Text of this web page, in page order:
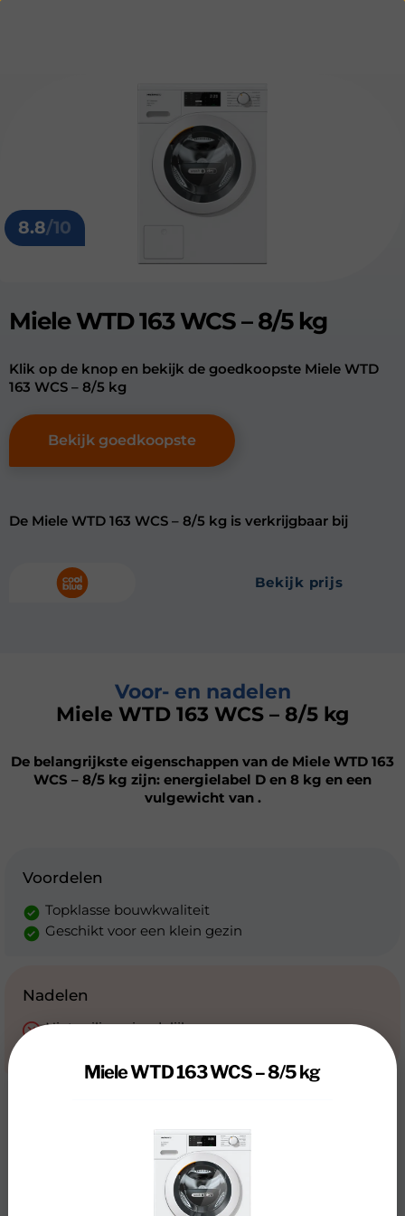
8.8/10
Miele WTD 163 WCS – 8/5 kg
Klik op de knop en bekijk de goedkoopste Miele WTD
163 WCS – 8/5 kg
Bekijk goedkoopste
De Miele WTD 163 WCS – 8/5 kg is verkrijgbaar bij
bekijk prijs
Voor- en nadelen
Miele WTD 163 WCS – 8/5 kg
De belangrijkste eigenschappen van de Miele WTD 163
WCS – 8/5 kg zijn: energielabel D en 8 kg en een
vulgewicht van .
Voordelen
Topklasse bouwkwaliteit
Geschikt voor een klein gezin
Nadelen
Niet milieuvriendelijk
Miele WTD 163 WCS – 8/5 kg